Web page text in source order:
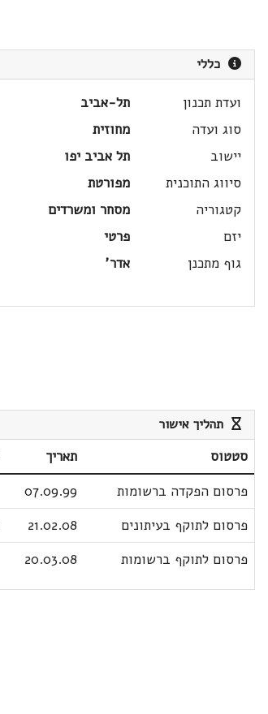
כללי
ועדת תכנון
תל-אביב
סוג ועדה
מחוזית
יישוב
תל אביב יפו
סיווג התוכנית
מפורטת
קטגוריה
מסחר ומשרדים
יזם
פרטי
גוף מתכנן
אדר'
תהליך אישור
סטטוס תאריך
פרסום הפקדה ברשומות
07.09.99
פרסום לתוקף בעיתונים
21.02.08
פרסום לתוקף ברשומות
20.03.08